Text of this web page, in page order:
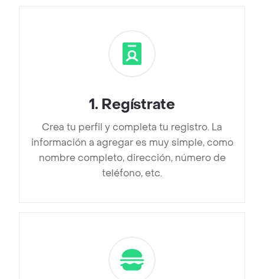
1. Regístrate
Crea tu perfil y completa tu registro. La
información a agregar es muy simple, como
nombre completo, dirección, número de
teléfono, etc.